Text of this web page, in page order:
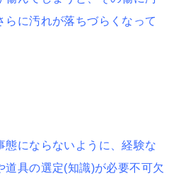
らに汚れが落ちづらくなって
態にならないように、経験な
道具の選定(知識)が必要不可欠